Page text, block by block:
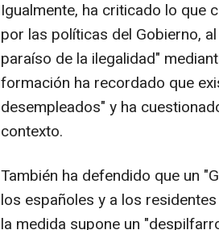
Igualmente, ha criticado lo que
por las políticas del Gobierno,
paraíso de la ilegalidad"
formación ha recordado que
desempleados" y ha
contexto.
También ha defendido que un
los españoles y a los
la medida supone un